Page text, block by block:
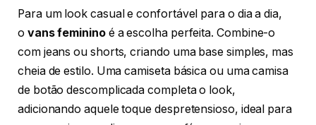
Para um look casual e confortável para o dia a dia,
o vans femininoé a escolha perfeita. Combine-o
com jeans ou shorts, criando uma base simples, mas
cheia de estilo. Uma camiseta básica ou uma camisa
de botão descomplicada completa o look,
adicionando aquele toque despretensioso, ideal para